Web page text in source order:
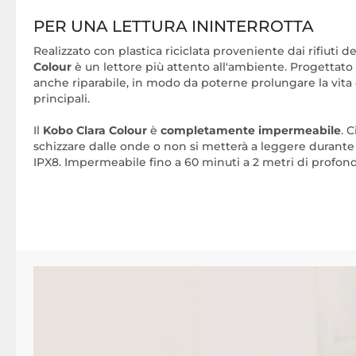
PER UNA LETTURA ININTERROTTA
Realizzato con plastica riciclata proveniente dai rifiuti
Colour è un lettore più attento all'ambiente.
anche riparabile, in modo da poterne prolungare la
principali.
Il Kobo Clara Colour è completamente impermeabile.
schizzare dalle onde o non si metterà a leggere
IPX8. Impermeabile fino a 60 minuti a 2 metri di